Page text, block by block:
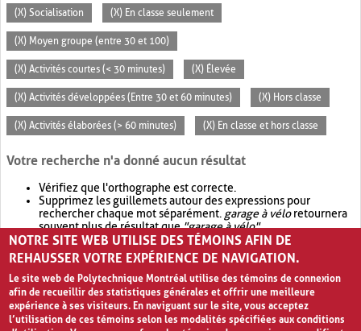
(X) Socialisation (X) En classe seulement
(X) Moyen groupe (entre 30 et 100)
(X) Activités courtes (< 30 minutes) (X) Élevée
(X) Activités développées (Entre 30 et 60 minutes) (X) Hors classe
(X) Activités élaborées (> 60 minutes) (X) En classe et hors classe
Votre recherche n'a donné aucun résultat
Vérifiez que l'orthographe est correcte.
Supprimez les guillemets autour des expressions pour
rechercher chaque mot séparément. garage à véloretournera
souvent plus de résultat que"garage à vélo".
Envisagez d'élargir votre recherche avec OR.garage OR vélo
retournera souvent plus de résultat quegarage à vélo
NOTRE SITE WEB UTILISE DES TÉMOINS AFIN DE
REHAUSSER VOTRE EXPÉRIENCE DE NAVIGATION.
Le site web de Polytechnique Montréal utilise des témoins de connexion
afin de recueillir des statistiques générales et offrir une meilleure
expérience à ses visiteurs. En naviguant sur le site, vous acceptez
l’utilisation de ces témoins selon les modalités spécifiées aux conditions